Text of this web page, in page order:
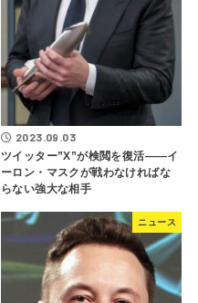
2023.09.03
ツイッター”X”が検閲を復活――イ
ーロン・マスクが戦わなければな
らない強大な相手
ニュース